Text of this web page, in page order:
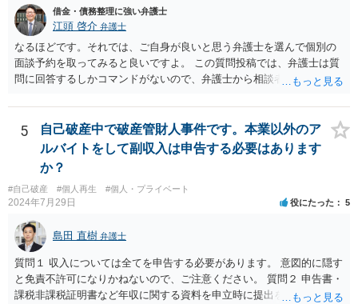
借金の理由が問われ，場合によっては破産が認められない。 ・所有し
ている財産（２０万円以上の価値があるもの）は，原則として保持で
きない。 【③の回答】 ３０万円～６０万円程度かと思います。 弁護
士費用は分割で支払うことができる場合も多いので，弁護士と相談し
て支払いのスケジュールを決めます。 なお，ご依頼後は借金を返済す
る必要はなくなるため，借金の返済に充てていた分を弁護士費用に充
を起こされることもあり得るため，お早めに弁護士にご依頼されるこ
とをお勧めします。
借金・債務整理に強い弁護士
江頭 啓介 弁護士
なるほどです。それでは、ご自身が良いと思う弁護士を選んで個別の
面談予約を取ってみると良いですよ。 この質問投稿では、弁護士は質
問に回答するしかコマンドがないので、弁護士から相談者様に直接連
5
自己破産中で破産管財人事件です。本業以外のア
ルバイトをして副収入は申告する必要はあります
か？
#自己破産 #個人再生 #個人・プライベート
2024年7月29日 役にたった 5
島田 直樹 弁護士
質問１ 収入については全てを申告する必要があります。 意図的に隠す
と免責不許可になりかねないので、ご注意ください。 質問２ 申告書・
課税非課税証明書など年収に関する資料を申立時に提出を要求される